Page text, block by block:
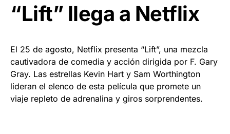
“Lift” llega a Netflix
El 25 de agosto, Netflix presenta “Lift”, una mezcla
cautivadora de comedia y acción dirigida por F. Gary
Gray. Las estrellas Kevin Hart y Sam Worthington
lideran el elenco de esta película que promete un
viaje repleto de adrenalina y giros sorprendentes.